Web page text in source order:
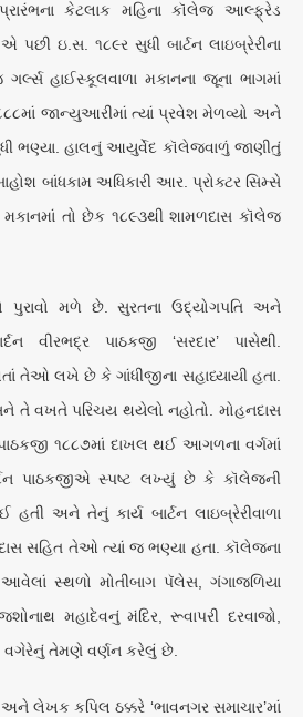
કેટલાક મહિના કૉલેજ આલ્ફ્રેડ
એ પછી ઇ.સ. ૧૮૯ર સુધી બાર્ટન લાઇબ્રેરીના
હાઈસ્કૂલવાળા મકાનના જૂના ભાગમાં
જાન્યુઆરીમાં ત્યાં પ્રવેશ મેળવ્યો અને
હાલનું આયુર્વેદ કૉલેજવાળું જાણીતું
બાંધકામ અધિકારી આર. પ્રોક્ટર સિમ્સે
તો છેક ૧૮૯૩થી શામળદાસ કૉલેજ
પુરાવો મળે છે. સુરતના ઉદ્યોગપતિ અને
વીરભદ્ર પાઠકજી ‘સરદાર’ પાસેથી.
તેઓ લખે છે કે ગાંધીજીના સહાધ્યાયી હતા.
તે વખતે પરિચય થયેલો નહોતો. મોહનદાસ
૧૮૮૭માં દાખલ થઈ આગળના વર્ગમાં
પાઠકજીએ સ્પષ્ટ લખ્યું છે કે કૉલેજની
અને તેનું કાર્ય બાર્ટન લાઇબ્રેરીવાળા
સહિત તેઓ ત્યાં જ ભણ્યા હતા. કૉલેજના
સ્થળો મોતીબાગ પૅલેસ, ગંગાજળિયા
મહાદેવનું મંદિર, રૂવાપરી દરવાજો,
વગેરેનું તેમણે વર્ણન કરેલું છે.
લેખક કપિલ ઠક્કરે ‘ભાવનગર સમાચાર’માં